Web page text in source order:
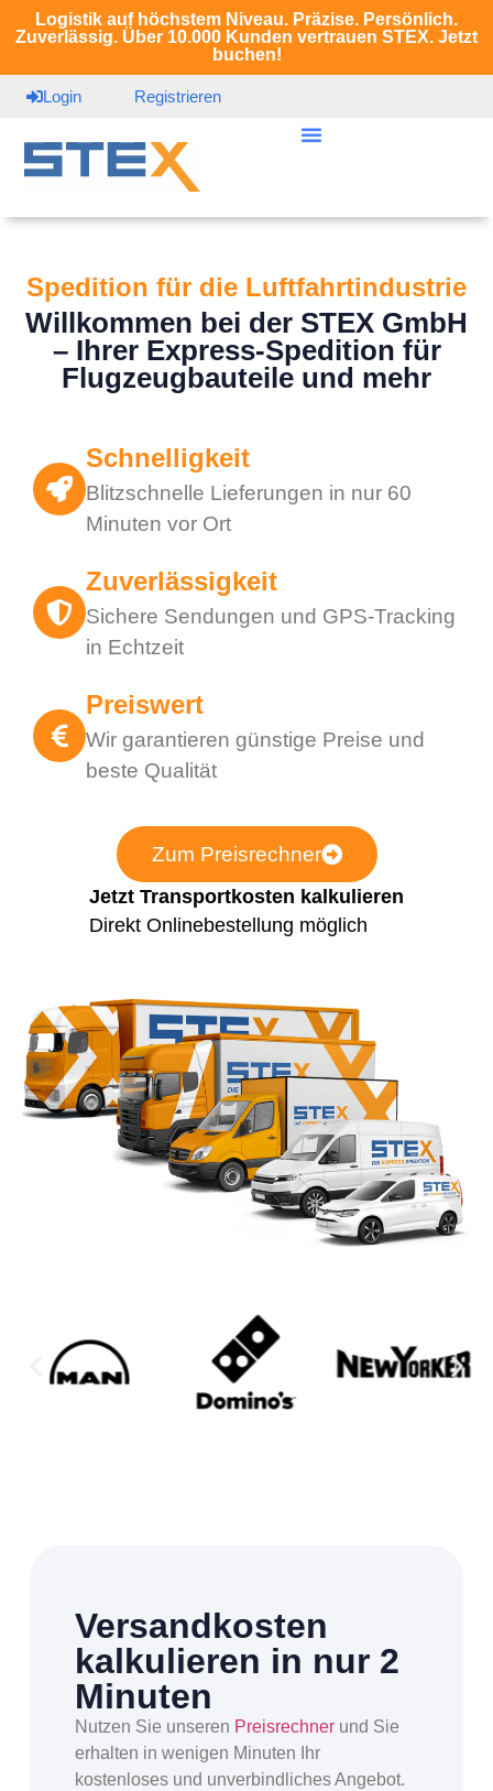
Logistik auf höchstem Niveau. Präzise. Persönlich.
Zuverlässig. Über 10.000 Kunden vertrauen STEX. Jetzt
buchen!
Login Registrieren
Spedition für die Luftfahrtindustrie
Willkommen bei der STEX GmbH
– Ihrer Express-Spedition für
Flugzeugbauteile und mehr
Schnelligkeit
Blitzschnelle Lieferungen in nur 60
Minuten vor Ort
Zuverlässigkeit
Sichere Sendungen und GPS-Tracking
in Echtzeit
Preiswert
Wir garantieren günstige Preise und
beste Qualität
Zum Preisrechner
Jetzt Transportkosten kalkulieren
Direkt Onlinebestellung möglich
Versandkosten
kalkulieren in nur 2
Minuten
Nutzen Sie unseren Preisrechner und Sie
erhalten in wenigen Minuten Ihr
kostenloses und unverbindliches Angebot.